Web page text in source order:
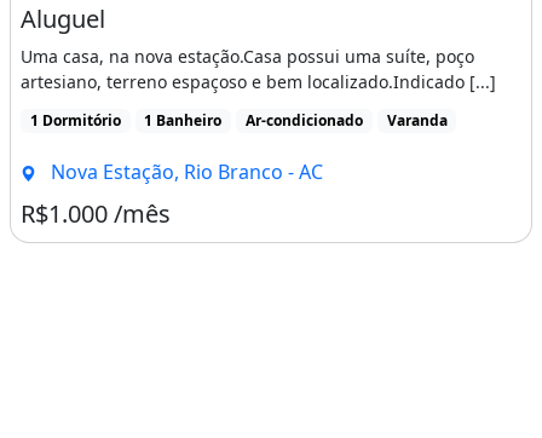
Aluguel
Uma casa, na nova estação.Casa possui uma suíte, poço
artesiano, terreno espaçoso e bem localizado.Indicado [...]
1 Dormitório 1 Banheiro Ar-condicionado Varanda
Nova Estação, Rio Branco - AC
R$1.000 /mês